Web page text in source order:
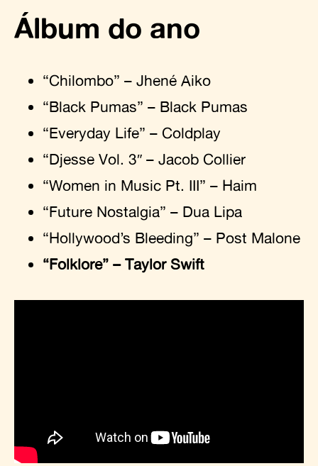
Álbum do ano
“Chilombo” – Jhené Aiko
“Black Pumas” – Black Pumas
“Everyday Life” – Coldplay
“Djesse Vol. 3″ – Jacob Collier
“Women in Music Pt. III” – Haim
“Future Nostalgia” – Dua Lipa
“Hollywood’s Bleeding” – Post Malone
“Folklore” – Taylor Swift